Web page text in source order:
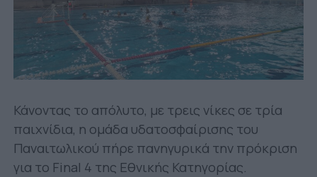
Κάνοντας το απόλυτο, με τρεις νίκες σε τρία
παιχνίδια, η ομάδα υδατοσφαίρισης του
Παναιτωλικού πήρε πανηγυρικά την πρόκριση
για το Final 4 της Εθνικής Κατηγορίας.